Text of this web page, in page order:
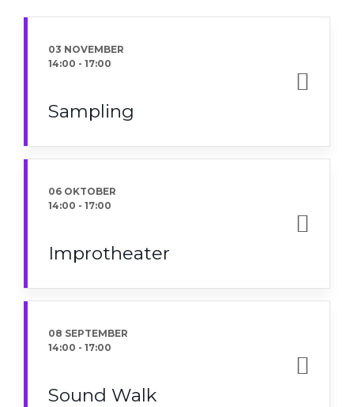
03 NOVEMBER
14:00 - 17:00
Sampling
06 OKTOBER
14:00 - 17:00
Improtheater
08 SEPTEMBER
14:00 - 17:00
Sound Walk